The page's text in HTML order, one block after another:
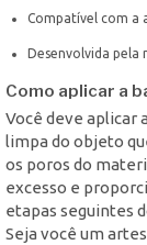
Compatível com a
Desenvolvida pela
Como aplicar a
Você deve aplicar
limpa do objeto
os poros do
excesso e
etapas seguintes
Seja você um